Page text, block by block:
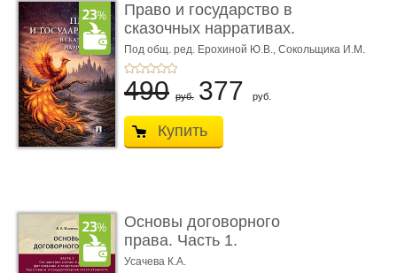
Право и государство в
сказочных нарративах.
Мо ...
Под общ. ред. Ерохиной Ю.В., Сокольщика И.М.
490 руб. 377 руб.
Купить
Основы договорного
права. Часть 1.
Становление ...
Усачева К.А.